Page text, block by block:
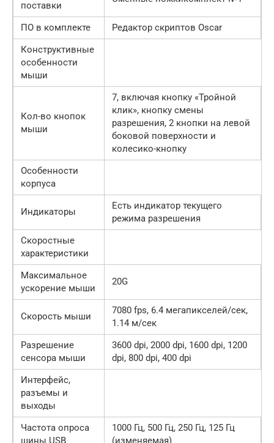
поставки
ПО в комплекте
Редактор скриптов Oscar
Конструктивные
особенности
мыши
Кол-во кнопок
мыши
7, включая кнопку «Тройной
клик», кнопку смены
разрешения, 2 кнопки на левой
боковой поверхности и
колесико-кнопку
Особенности
корпуса
Индикаторы
Есть индикатор текущего
режима разрешения
Скоростные
характеристики
Максимальное
ускорение мыши
20G
Скорость мыши
7080 fps, 6.4 мегапикселей/сек,
1.14 м/сек
Разрешение
сенсора мыши
3600 dpi, 2000 dpi, 1600 dpi, 1200
dpi, 800 dpi, 400 dpi
Интерфейс,
разъемы и
выходы
Частота опроса
шины USB
1000 Гц, 500 Гц, 250 Гц, 125 Гц
(изменяемая)